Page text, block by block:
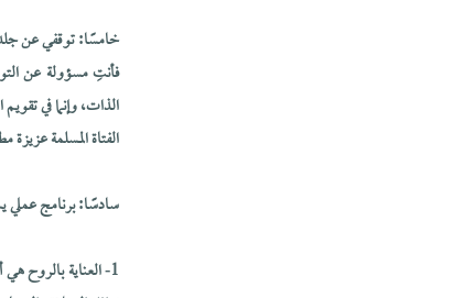
خامسًا: توقفي عن
فأنتِ مسؤولة عن
الذات، وإنما في
الفتاة المسلمة
سادسًا: برنامج عملي
1- العناية بالروح